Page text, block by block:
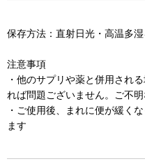
保存方法：直射日光・高温多
注意事項
・他のサプリや薬と併用され
れば問題ございません。ご不
・ご使用後、まれに便が緩く
ます